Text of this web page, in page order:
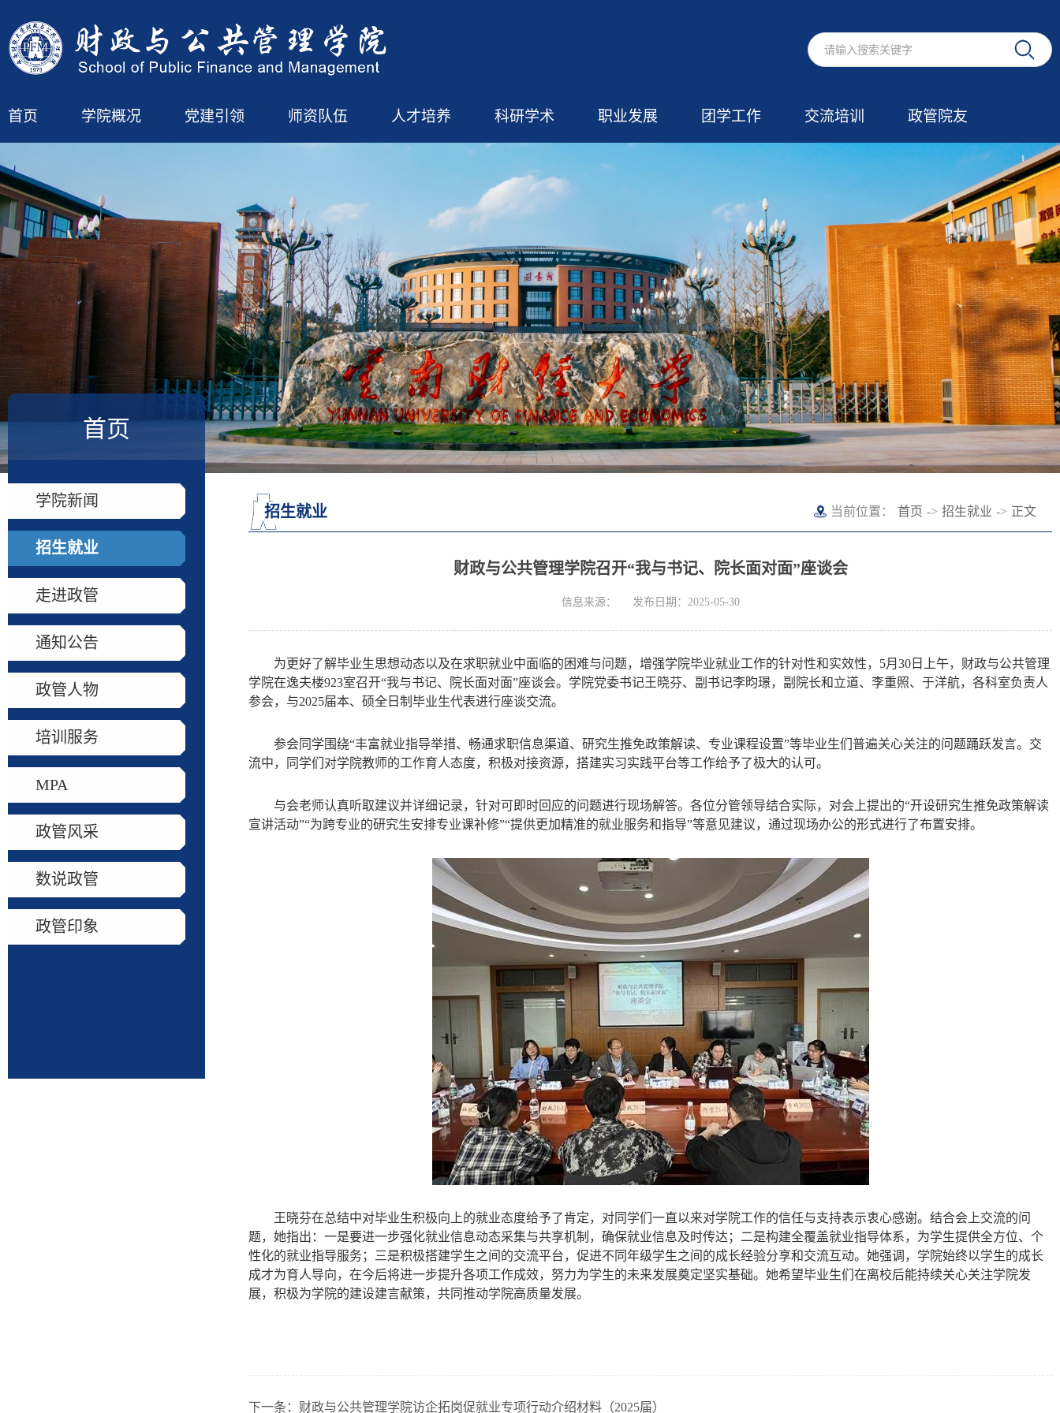
首页 学院概况 党建引领 师资队伍 人才培养 科研学术 职业发展 团学工作 交流培训 政管院友
首页
学院新闻
招生就业
走进政管
通知公告
政管人物
培训服务
MPA
政管风采
数说政管
政管印象
招生就业 当前位置： 首页 -> 招生就业 -> 正文
财政与公共管理学院召开“我与书记、院长面对面”座谈会
信息来源： 发布日期：2025-05-30
为更好了解毕业生思想动态以及在求职就业中面临的困难与问题，增强学院毕业就业工作的针对性和实效性， 5月 30 日上午，财政与公共管理
学院在逸夫楼923室召开“我与书记、院长面对面”座谈会。学院党委书记王晓芬、副书记李昀璟， 副院长和立道、李重照、于洋航，各科室负责人
参会，与2025届本、硕全日制毕业生代表进行座谈交流。
参会同学围绕“丰富就业指导举措、畅通求职信息渠道、研究生推免政策解读、专业课程设置”等毕业生们普遍关心关注的问题踊跃发言。交
流中，同学们对学院教师的工作育人态度，积极对接资源，搭建实习实践平台等工作给予了极大的认可。
与会老师认真听取建议并详细记录，针对可即时回应的问题进行现场解答。各位分管领导结合实际，对会上提出的“开设研究生推免政策解读
宣讲活动”“为跨专业的研究生安排专业课补修”“提供更加精准的就业服务和指导”等意见建议，通过现场办公的形式进行了布置安排。
王晓芬在总结中对毕业生积极向上的就业态度给予了肯定，对同学们一直以来对学院工作的信任与支持表示衷心感谢。结合会上交流的问
题， 她指出： 一是要进一步强化就业信息动态采集与共享机制，确保就业信息及时传达；二是构建全覆盖就业指导体系，为学生提供全方位、个
性化的就业指导服务；三是积极搭建学生之间的交流平台，促进不同年级学生之间的成长经验分享和交流互动。她强调，学院始终以学生的成长
成才为育人导向，在今后将进一步提升各项工作成效，努力为学生的未来发展奠定坚实基础。她希望毕业生们在离校后能持续关心关注学院发
展，积极为学院的建设建言献策，共同推动学院高质量发展。
下一条： 财政与公共管理学院访企拓岗促就业专项行动介绍材料（2025届）